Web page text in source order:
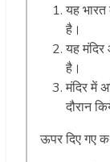
यह
है।
यह
है।
मंदिर में
दौरान
ऊपर दिए गए